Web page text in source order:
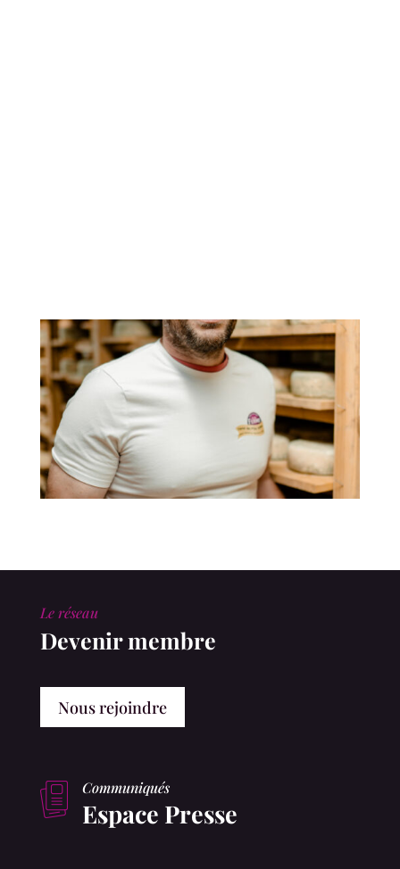
Le réseau
Devenir membre
Nous rejoindre
Communiqués
Espace Presse